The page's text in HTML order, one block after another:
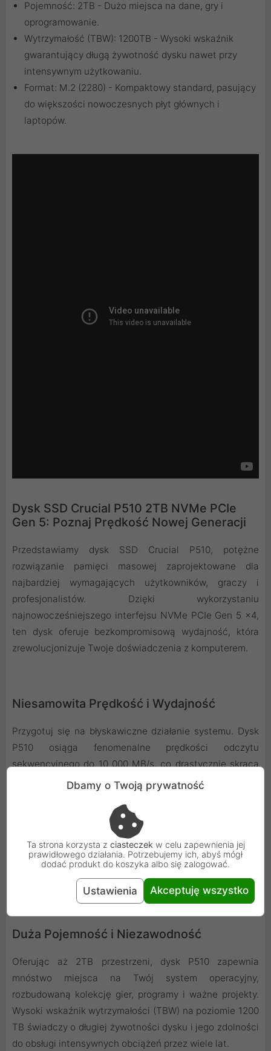
Pojemność: 2TB - Dużo miejsca na dane, gry i
oprogramowanie.
Wytrzymałość (TBW): 1200TB - Wysoki wskaźnik
gwarantujący długą żywotność dysku nawet przy
intensywnym użytkowaniu.
Format: M.2 (2280) - Kompaktowy standard, pasujący
do większości nowoczesnych płyt głównych i
laptopów.
Dysk SSD Crucial P510 2TB NVMe PCIe
Gen 5: Poznaj Prędkość Nowej Generacji
Przedstawiamy dysk SSD Crucial P510, potężne
rozwiązanie pamięci masowej zaprojektowane dla
najbardziej wymagających użytkowników, graczy i
profesjonalistów. Dzięki wykorzystaniu
najnowocześniejszego interfejsu NVMe PCIe Gen 5 x4,
ten dysk oferuje bezkompromisową wydajność, która
zrewolucjonizuje Twoje doświadczenia z komputerem.
Niesamowita Prędkość i Wydajność
Przygotuj się na błyskawiczne działanie systemu. Dysk
P510 osiąga fenomenalne prędkości odczytu
sekwencyjnego do 10 000 MB/s, co drastycznie skraca
czas ładowania gier, aplikacji i dużych plików. Zapisuj
idealną do tworzenia treści, renderowania wideo i
szybkiego transferu danych. Wydajność losowego
odczytu i zapisu na poziomie 1,5 miliona IOPS zapewnia
błyskawiczną responsywność systemu i natychmiastowy
dostęp do danych.
Duża Pojemność i Niezawodność
Oferując aż 2TB przestrzeni, dysk P510 zapewnia
mnóstwo miejsca na Twój system operacyjny,
rozbudowaną kolekcję gier, programy i ważne projekty.
Wysoki wskaźnik wytrzymałości (TBW) na poziomie 1200
TB świadczy o długiej żywotności dysku i jego zdolności
do obsługi intensywnych obciążeń przez wiele lat.
Dbamy o Twoją prywatność
Ta strona korzysta z ciasteczek w celu zapewnienia jej
prawidłowego działania. Potrzebujemy ich, abyś mógł
dodać produkt do koszyka albo się zalogować.
Ustawienia Akceptuję wszystko